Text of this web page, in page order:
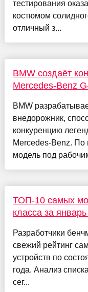
тестирования
костюмом
отличный з...
BMW создаёт
Mercedes-Benz
BMW
внедорожник,
конкуренцию
Mercedes-Benz.
модель под
ТОП-10 самых
класса за
Разработчики
свежий рейтинг
устройств по
года. Анализ
сег...